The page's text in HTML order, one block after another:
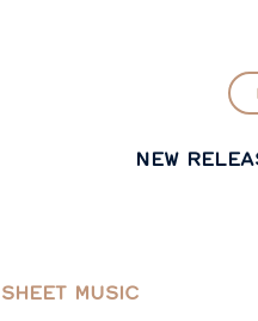
NEW
SHEET MUSIC